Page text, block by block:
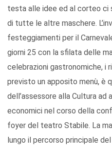
testa alle idee ed al corteo ci
di tutte le altre maschere.
festeggiamenti per il
giorni 25 con la sfilata delle
celebrazioni gastronomiche, i
previsto un apposito menù, è
dell’assessore alla Cultura ad
economici nel corso della
foyer del teatro Stabile. La
lungo il percorso principale